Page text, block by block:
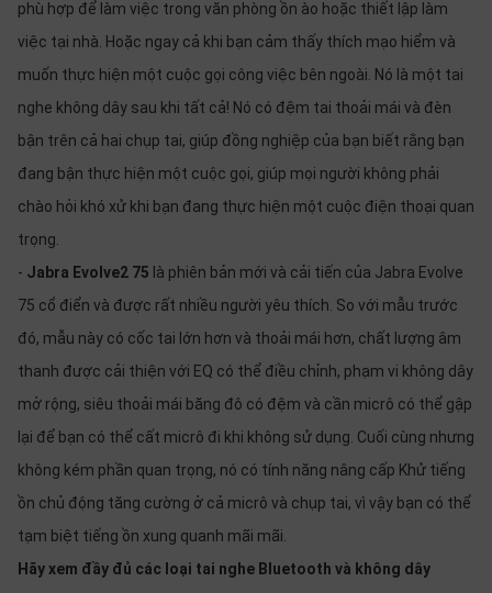
phù hợp để làm việc trong văn phòng ồn ào hoặc thiết lập làm
việc tại nhà. Hoặc ngay cả khi bạn cảm thấy thích mạo hiểm và
muốn thực hiện một cuộc gọi công việc bên ngoài. Nó là một tai
nghe không dây sau khi tất cả! Nó có đệm tai thoải mái và đèn
bận trên cả hai chụp tai, giúp đồng nghiệp của bạn biết rằng bạn
đang bận thực hiện một cuộc gọi, giúp mọi người không phải
chào hỏi khó xử khi bạn đang thực hiện một cuộc điện thoại quan
trọng.
- Jabra Evolve2 75 là phiên bản mới và cải tiến của Jabra Evolve
75 cổ điển và được rất nhiều người yêu thích. So với mẫu trước
đó, mẫu này có cốc tai lớn hơn và thoải mái hơn, chất lượng âm
thanh được cải thiện với EQ có thể điều chỉnh, phạm vi không dây
mở rộng, siêu thoải mái băng đô có đệm và cần micrô có thể gập
lại để bạn có thể cất micrô đi khi không sử dụng. Cuối cùng nhưng
không kém phần quan trọng, nó có tính năng nâng cấp Khử tiếng
ồn chủ động tăng cường ở cả micrô và chụp tai, vì vậy bạn có thể
tạm biệt tiếng ồn xung quanh mãi mãi.
Hãy xem đầy đủ các loại tai nghe Bluetooth và không dây